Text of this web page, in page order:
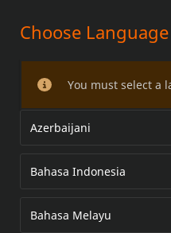
Spiegelset
Choose Language
You must select a
Azerbaijani
Bahasa Indonesia
Bahasa Melayu